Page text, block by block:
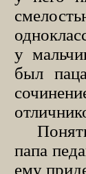
у
был
папа
ему